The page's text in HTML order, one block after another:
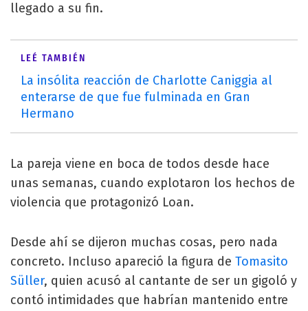
llegado a su fin.
LEÉ TAMBIÉN
La insólita reacción de Charlotte Caniggia al
enterarse de que fue fulminada en Gran
Hermano
La pareja viene en boca de todos desde hace
unas semanas, cuando explotaron los hechos de
violencia que protagonizó Loan.
Desde ahí se dijeron muchas cosas, pero nada
concreto. Incluso apareció la figura de Tomasito
Süller, quien acusó al cantante de ser un gigoló y
contó intimidades que habrían mantenido entre